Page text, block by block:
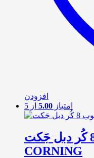
افزودن
امتیاز 5.00 از 5
کابل فیبر نوری لوز تیوب 8 کُر دبل جَکت
CORNING